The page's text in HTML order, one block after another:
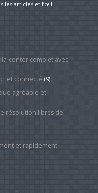
les articles et l’œil
center complet avec
et connecté (9)
agréable et
résolution libres de
et rapidement